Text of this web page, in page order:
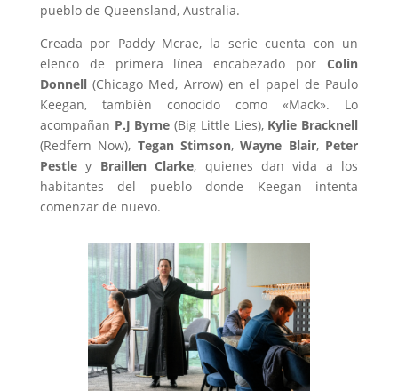
pueblo de Queensland, Australia.
Creada por Paddy Mcrae, la serie cuenta con un
elenco de primera línea encabezado porColin
Donnell(Chicago Med, Arrow) en el papel de Paulo
Keegan, también conocido como «Mack». Lo
acompañan P.J Byrne (Big Little Lies), Kylie Bracknell
(Redfern Now), Tegan Stimson,Wayne Blair, Peter
Pestley Braillen Clarke, quienes dan vida a los
habitantes del pueblo donde Keegan intenta
comenzar de nuevo.